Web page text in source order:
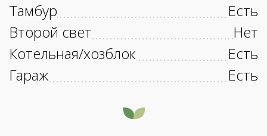
Тамбур
Есть
Второй свет
Нет
Котельная/хозблок
Есть
Гараж
Есть